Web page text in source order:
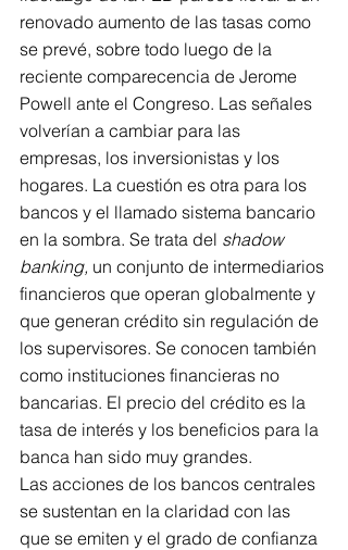
renovado aumento de las tasas como
se prevé, sobre todo luego de la
reciente comparecencia de Jerome
Powell ante el Congreso. Las señales
volverían a cambiar para las
empresas, los inversionistas y los
hogares. La cuestión es otra para los
bancos y el llamado sistema bancario
en la sombra. Se trata del shadow
banking, un conjunto de intermediarios
financieros que operan globalmente y
que generan crédito sin regulación de
los supervisores. Se conocen también
como instituciones financieras no
bancarias. El precio del crédito es la
tasa de interés y los beneficios para la
banca han sido muy grandes.
Las acciones de los bancos centrales
se sustentan en la claridad con las
que se emiten y el grado de confianza